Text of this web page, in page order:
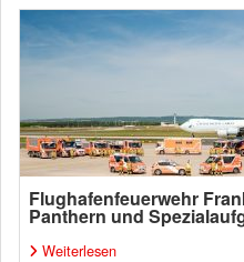
Flughafenfeuerwehr
Panthern und
Weiterlesen